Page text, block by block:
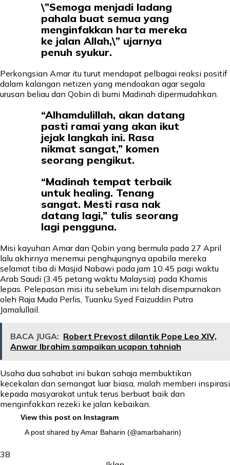
\”Semoga menjadi ladang
pahala buat semua yang
menginfakkan harta mereka
ke jalan Allah,\” ujarnya
penuh syukur.
Perkongsian Amar itu turut mendapat pelbagai reaksi positif
dalam kalangan netizen yang mendoakan agar segala
urusan beliau dan Qobin di bumi Madinah dipermudahkan.
“Alhamdulillah, akan datang
pasti ramai yang akan ikut
jejak langkah ini. Rasa
nikmat sangat,” komen
seorang pengikut.
“Madinah tempat terbaik
untuk healing. Tenang
sangat. Mesti rasa nak
datang lagi,” tulis seorang
lagi pengguna.
Misi kayuhan Amar dan Qobin yang bermula pada 27 April
lalu akhirnya menemui penghujungnya apabila mereka
selamat tiba di Masjid Nabawi pada jam 10.45 pagi waktu
Arab Saudi (3.45 petang waktu Malaysia) pada Khamis
lepas. Pelepasan misi itu sebelum ini telah disempurnakan
oleh Raja Muda Perlis, Tuanku Syed Faizuddin Putra
Jamalullail.
BACA JUGA: Robert Prevost dilantik Pope Leo XIV,
Anwar Ibrahim sampaikan ucapan tahniah
Usaha dua sahabat ini bukan sahaja membuktikan
kecekalan dan semangat luar biasa, malah memberi inspirasi
kepada masyarakat untuk terus berbuat baik dan
menginfakkan rezeki ke jalan kebaikan.
View this post on Instagram
A post shared by Amar Baharin (@amarbaharin)
38